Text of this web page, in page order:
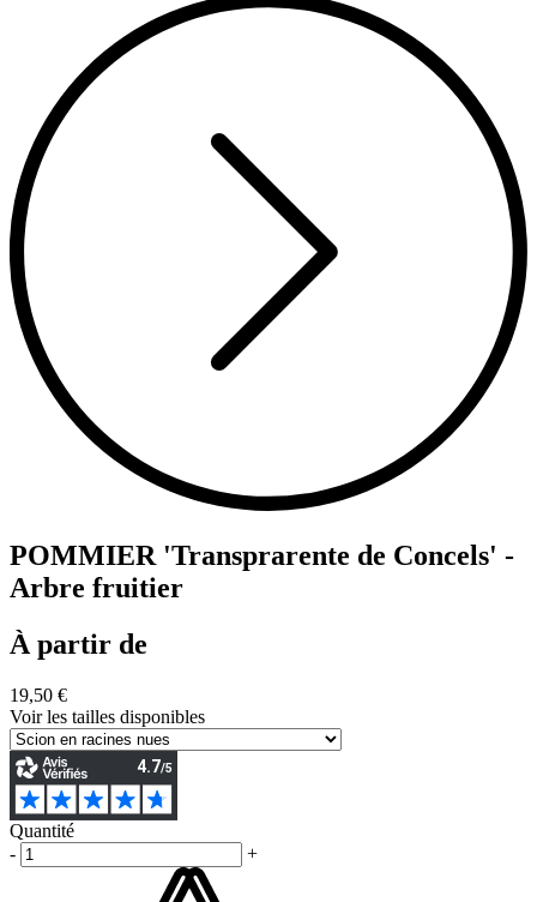
POMMIER 'Transprarente de Concels' -
Arbre fruitier
À partir de
19,50 €
Voir les tailles disponibles
Quantité
-
+